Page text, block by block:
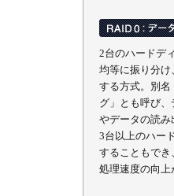
2台のハードデ
均等に振り分
する方式。別名
グ」とも呼び
やデータの読み
3台以上のハー
することもでき
処理速度の向上